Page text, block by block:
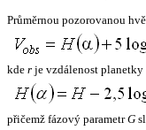
Průměrnou pozorovanou
kde r je vzdálenost
přičemž fázový parametrG